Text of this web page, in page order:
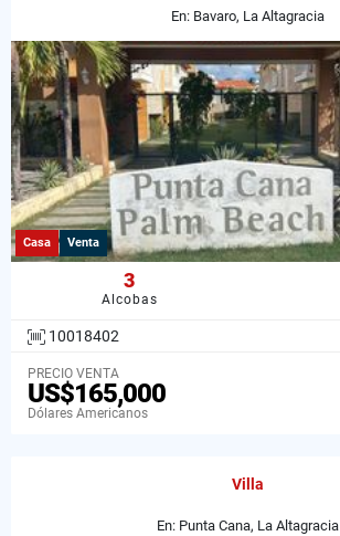
En: Bavaro, La Altagracia
Casa Venta
3
Alcobas
10018402
PRECIO VENTA
US$165,000
Dólares Americanos
Villa
En: Punta Cana, La Altagracia